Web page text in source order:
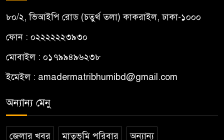
৮০/২, ভিআইপি রোড (চতুর্থ তলা) কাকরাইল, ঢাকা-১০০০
ফোন : ০২২২২২২৩৯৩০
মোবাইল : ০১৭৯৯৪৯৬২৩৮
ইমেইল : amadermatribhumibd@gmail.com
অন্যান্য মেনু
জেলার খবর মাতৃভূমি পরিবার অন্যান্য